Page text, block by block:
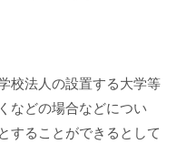
校法人の設置する大学等
などの場合などについ
することができるとして